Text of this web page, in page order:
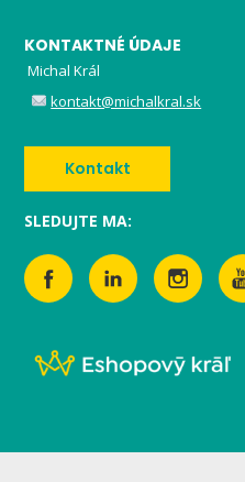
KONTAKTNÉ ÚDAJE
Michal Král
kontakt@michalkral.sk
Kontakt
SLEDUJTE MA: